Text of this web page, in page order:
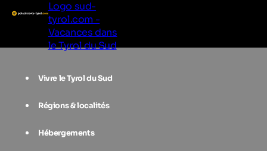
Logo sud-
tyrol.com -
Vacances dans
le Tyrol du Sud
Vivre le Tyrol du Sud
Régions & localités
Hébergements